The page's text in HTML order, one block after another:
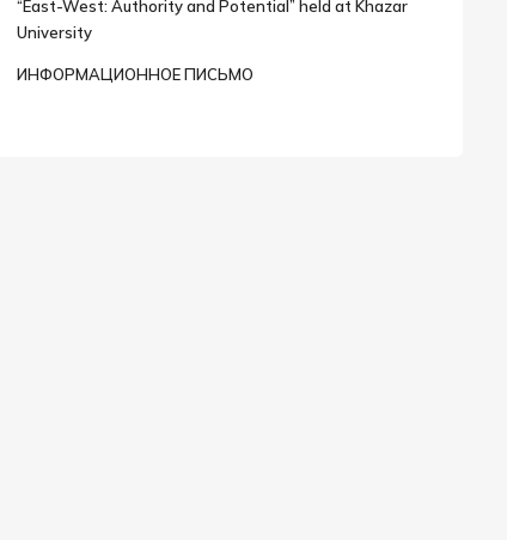
“East-West: Authority and Potential” held at Khazar
University
ИНФОРМАЦИОННОЕ ПИСЬМО